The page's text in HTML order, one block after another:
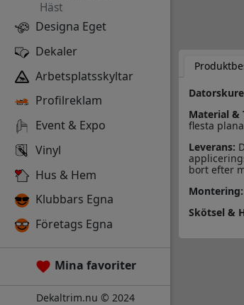
Häst
Designa Eget
Dekaler
Arbetsplatsskyltar
Profilreklam
Event & Expo
Vinyl
Hus & Hem
Klubbars Egna
Företags Egna
Mina favoriter
Dekaltrim.nu © 2024
Material &
flesta
Leverans:
bort efter
Montering:
Skötsel &